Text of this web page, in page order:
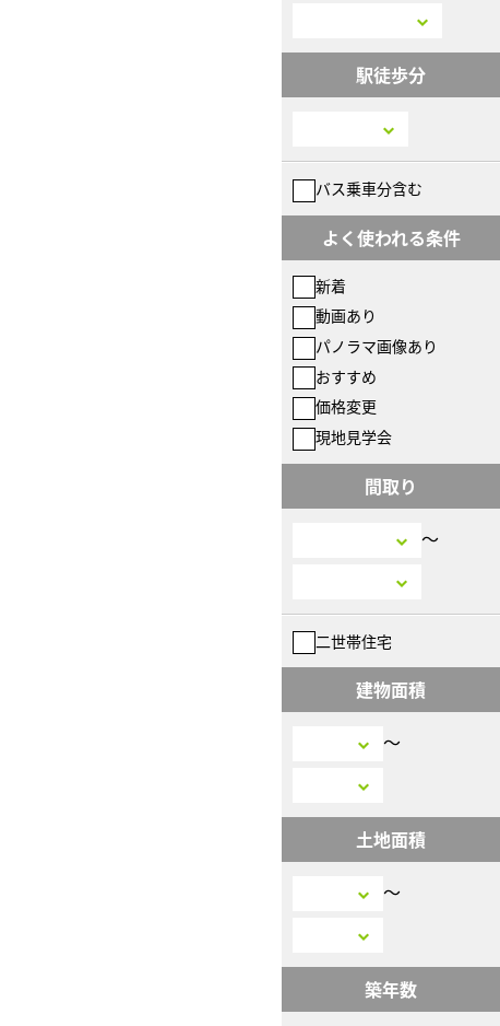
駅徒歩分
バス乗車分含む
よく使われる条件
新着
動画あり
パノラマ画像あり
おすすめ
価格変更
現地見学会
間取り
〜
二世帯住宅
建物面積
〜
土地面積
〜
築年数